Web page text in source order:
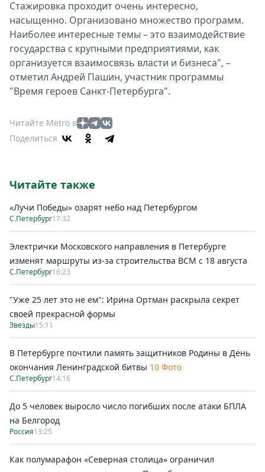
Стажировка проходит очень интересно,
насыщенно. Организовано множество программ.
Наиболее интересные темы – это взаимодействие
государства с крупными предприятиями, как
организуется взаимосвязь власти и бизнеса", –
отметил Андрей Пашин, участник программы
"Время героев Санкт-Петербурга".
Читайте Metro в
Поделиться
Читайте также
«Лучи Победы» озарят небо над Петербургом
С.Петербург17:32
Электрички Московского направления в Петербурге
изменят маршруты из-за строительства ВСМ с 18 августа
С.Петербург16:23
"Уже 25 лет это не ем": Ирина Ортман раскрыла секрет
своей прекрасной формы
Звезды15:11
В Петербурге почтили память защитников Родины в День
окончания Ленинградской битвы 10 Фото
С.Петербург14:16
До 5 человек выросло число погибших после атаки БПЛА
на Белгород
Россия13:25
Как полумарафон «Северная столица» ограничил